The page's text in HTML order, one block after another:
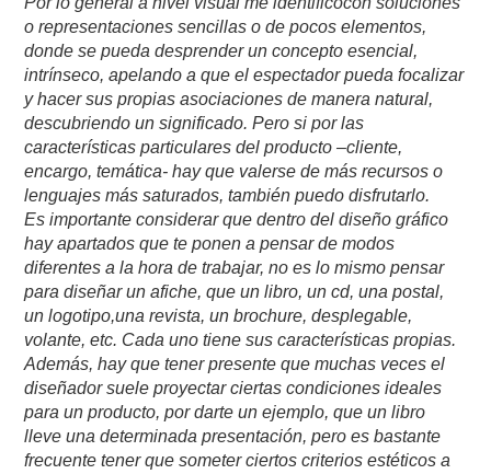
o representaciones sencillas o de pocos elementos,
donde se pueda desprender un concepto esencial,
intrínseco, apelando a que el espectador pueda focalizar
y hacer sus propias asociaciones de manera natural,
descubriendo un significado. Pero si por las
características particulares del producto –cliente,
encargo, temática- hay que valerse de más recursos o
lenguajes más saturados, también puedo disfrutarlo.
Es importante considerar que dentro del diseño gráfico
hay apartados que te ponen a pensar de modos
diferentes a la hora de trabajar, no es lo mismo pensar
para diseñar un afiche, que un libro, un cd, una postal,
un logotipo,una revista, un brochure, desplegable,
volante, etc. Cada uno tiene sus características propias.
Además, hay que tener presente que muchas veces el
diseñador suele proyectar ciertas condiciones ideales
para un producto, por darte un ejemplo, que un libro
lleve una determinada presentación, pero es bastante
frecuente tener que someter ciertos criterios estéticos a